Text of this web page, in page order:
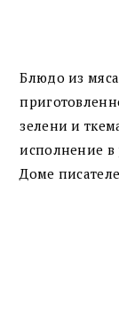
Блюдо из
зелени и
исполнение в
Доме